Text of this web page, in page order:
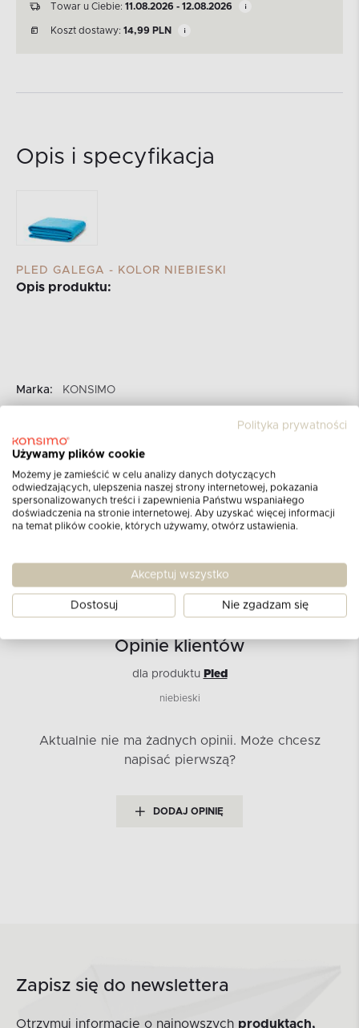
Towar u Ciebie: 11.08.2026 - 12.08.2026
Koszt dostawy: 14,99 PLN
Opis i specyfikacja
PLED GALEGA - KOLOR NIEBIESKI
Opis produktu:
Marka:
KONSIMO
Nr produktu:
Szerokość::
130 cm
Wysokość::
180 cm
Dodatkowe informacje:
dopuszczalne są różnice w
wymiarach do 3%
Opinie klientów
dla produktu Pled
niebieski
Aktualnie nie ma żadnych opinii. Może chcesz
napisać pierwszą?
DODAJ OPINIĘ
Zapisz się do newslettera
Otrzymuj informacje o najnowszych produktach,
Polityka prywatności
Używamy plików cookie
Możemy je zamieścić w celu analizy danych dotyczących
odwiedzających, ulepszenia naszej strony internetowej, pokazania
spersonalizowanych treści i zapewnienia Państwu wspaniałego
doświadczenia na stronie internetowej. Aby uzyskać więcej informacji
na temat plików cookie, których używamy, otwórz ustawienia.
Akceptuj wszystko
Dostosuj Nie zgadzam się